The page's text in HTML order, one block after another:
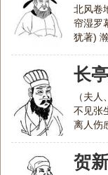
北风卷
帘湿罗
犹著)
长
（夫
不见张
离人伤
贺